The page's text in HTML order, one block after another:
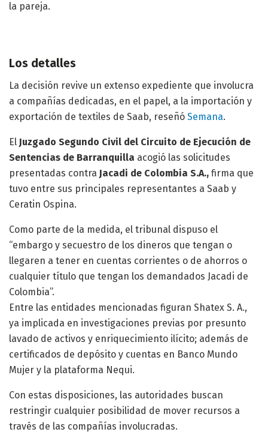
la pareja.
Los detalles
La decisión revive un extenso expediente que involucra
a compañías dedicadas, en el papel, a la importación y
exportación de textiles de Saab, reseñó Semana.
El Juzgado Segundo Civil del Circuito de Ejecución de
Sentencias de Barranquilla acogió las solicitudes
presentadas contra Jacadi de Colombia S.A., firma que
tuvo entre sus principales representantes a Saab y
Ceratin Ospina.
Como parte de la medida, el tribunal dispuso el
“embargo y secuestro de los dineros que tengan o
llegaren a tener en cuentas corrientes o de ahorros o
cualquier título que tengan los demandados Jacadi de
Colombia”.
Entre las entidades mencionadas figuran Shatex S. A.,
ya implicada en investigaciones previas por presunto
lavado de activos y enriquecimiento ilícito; además de
certificados de depósito y cuentas en Banco Mundo
Mujer y la plataforma Nequi.
Con estas disposiciones, las autoridades buscan
restringir cualquier posibilidad de mover recursos a
través de las compañías involucradas.